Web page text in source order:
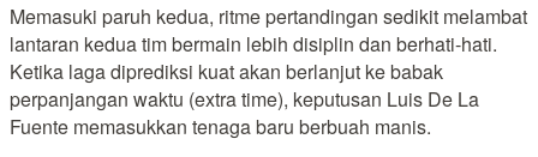
Memasuki paruh kedua, ritme pertandingan sedikit melambat
lantaran kedua tim bermain lebih disiplin dan berhati-hati.
Ketika laga diprediksi kuat akan berlanjut ke babak
perpanjangan waktu (extra time), keputusan Luis De La
Fuente memasukkan tenaga baru berbuah manis.